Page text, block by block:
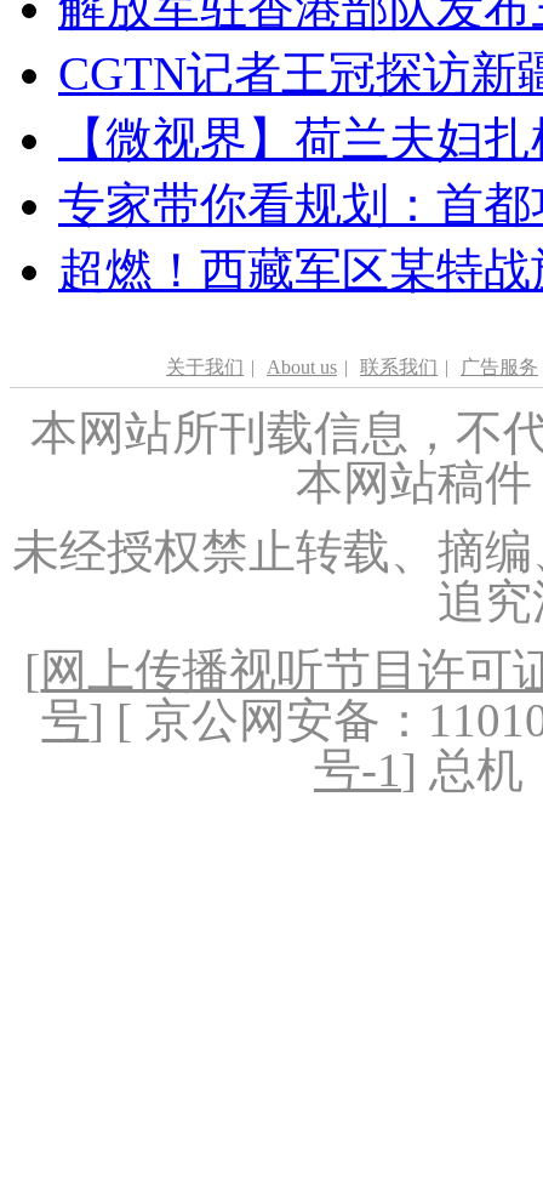
CGTN记者王冠探访新
【微视界】荷兰夫妇
专家带你看规划：首
超燃！西藏军区某特
关于我们 | About us | 联系我们 | 广告服务
本网站所刊载信息，不
本网站稿
未经授权禁止转载、摘
追
[网上传播视听节目许可
号] [ 京公网安备：
号-1] 总机